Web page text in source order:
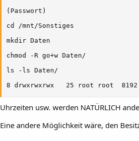
(Passwort)
cd /mnt/Sonstiges
mkdir Daten
chmod -R go+w Daten/
ls -ls Daten/
8 drwxrwxrwx   25 root root  8192
Uhrzeiten usw. werden NATÜRLICH
Eine andere Möglichkeit wäre, den